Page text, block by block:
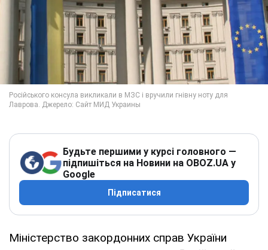
Будьте першими у курсі головного —
підпишіться на Новини на OBOZ.UA у
Google
Підписатися
Міністерство закордонних справ України